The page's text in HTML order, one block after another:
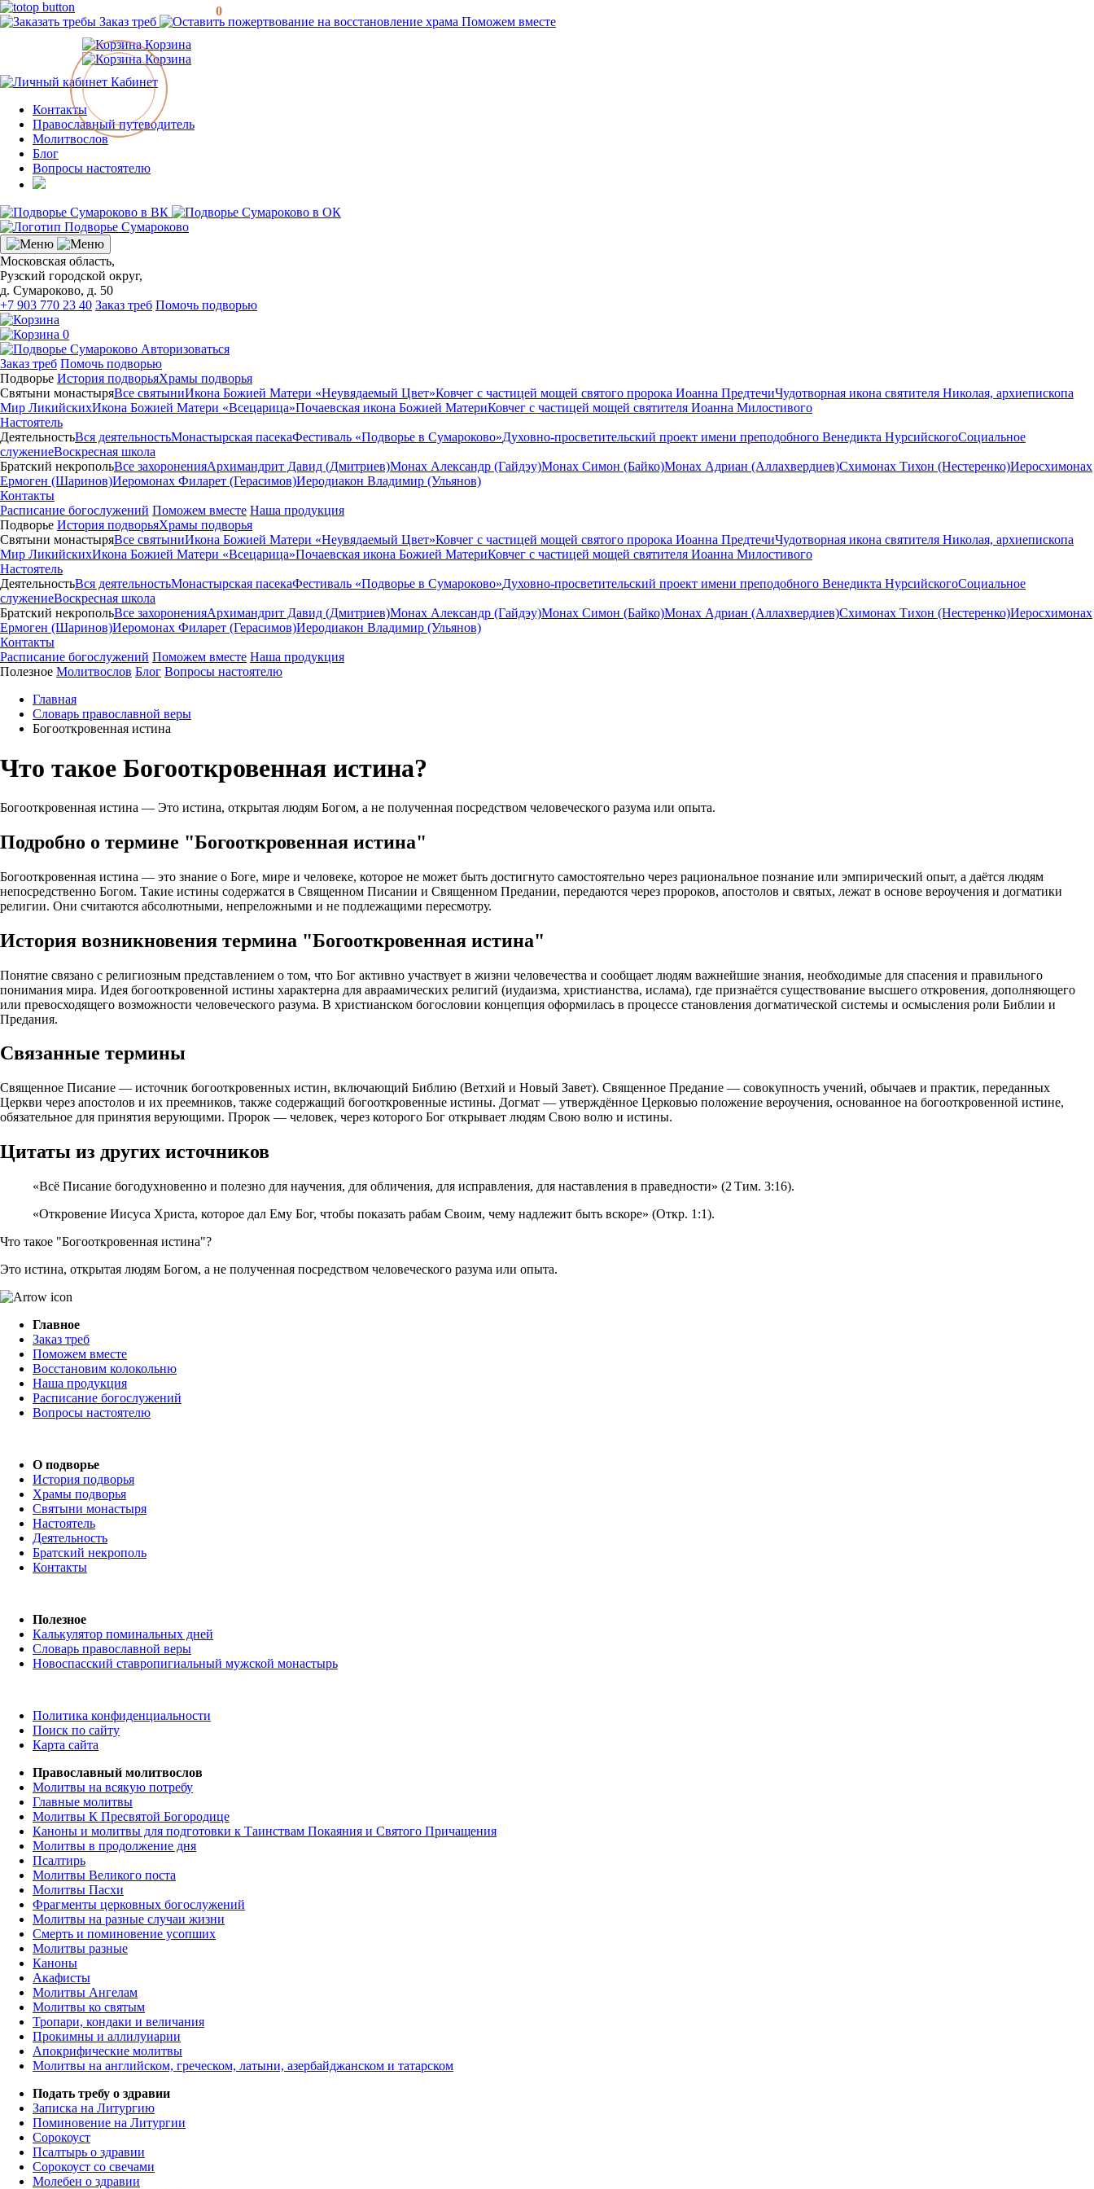
Заказ треб
Поможем вместе
Корзина
Корзина
0
Кабинет
Контакты
Православный путеводитель
Молитвослов
Блог
Вопросы настоятелю
Московская область,
Рузский городской округ,
д. Сумароково, д. 50
+7 903 770 23 40 Заказ треб Помочь подворью
0
Авторизоваться
Заказ треб Помочь подворью
Подворье История подворьяХрамы подворья
Святыни монастыряВсе святыниИкона Божией Матери «Неувядаемый Цвет»Ковчег с частицей мощей святого пророка Иоанна ПредтечиЧудотворная икона святителя Николая, архиепископа
Мир ЛикийскихИкона Божией Матери «Всецарица»Почаевская икона Божией МатериКовчег с частицей мощей святителя Иоанна Милостивого
Настоятель
ДеятельностьВся деятельностьМонастырская пасекаФестиваль «Подворье в Сумароково»Духовно-просветительский проект имени преподобного Венедикта НурсийскогоСоциальное
служениеВоскресная школа
Братский некропольВсе захороненияАрхимандрит Давид (Дмитриев)Монах Александр (Гайдэу)Монах Симон (Байко)Монах Адриан (Аллахвердиев)Схимонах Тихон (Нестеренко)Иеросхимонах
Ермоген (Шаринов)Иеромонах Филарет (Герасимов)Иеродиакон Владимир (Ульянов)
Контакты
Расписание богослужений Поможем вместе Наша продукция
Подворье История подворьяХрамы подворья
Святыни монастыряВсе святыниИкона Божией Матери «Неувядаемый Цвет»Ковчег с частицей мощей святого пророка Иоанна ПредтечиЧудотворная икона святителя Николая, архиепископа
Мир ЛикийскихИкона Божией Матери «Всецарица»Почаевская икона Божией МатериКовчег с частицей мощей святителя Иоанна Милостивого
Настоятель
ДеятельностьВся деятельностьМонастырская пасекаФестиваль «Подворье в Сумароково»Духовно-просветительский проект имени преподобного Венедикта НурсийскогоСоциальное
служениеВоскресная школа
Братский некропольВсе захороненияАрхимандрит Давид (Дмитриев)Монах Александр (Гайдэу)Монах Симон (Байко)Монах Адриан (Аллахвердиев)Схимонах Тихон (Нестеренко)Иеросхимонах
Ермоген (Шаринов)Иеромонах Филарет (Герасимов)Иеродиакон Владимир (Ульянов)
Контакты
Расписание богослужений Поможем вместе Наша продукция
Полезное Молитвослов Блог Вопросы настоятелю
Главная
Словарь православной веры
Богооткровенная истина
Что такое Богооткровенная истина?
Богооткровенная истина — Это истина, открытая людям Богом, а не полученная посредством человеческого разума или опыта.
Подробно о термине "Богооткровенная истина"
Богооткровенная истина — это знание о Боге, мире и человеке, которое не может быть достигнуто самостоятельно через рациональное познание или эмпирический опыт, а даётся людям
непосредственно Богом. Такие истины содержатся в Священном Писании и Священном Предании, передаются через пророков, апостолов и святых, лежат в основе вероучения и догматики
религии. Они считаются абсолютными, непреложными и не подлежащими пересмотру.
История возникновения термина "Богооткровенная истина"
Понятие связано с религиозным представлением о том, что Бог активно участвует в жизни человечества и сообщает людям важнейшие знания, необходимые для спасения и правильного
понимания мира. Идея богооткровенной истины характерна для авраамических религий (иудаизма, христианства, ислама), где признаётся существование высшего откровения, дополняющего
или превосходящего возможности человеческого разума. В христианском богословии концепция оформилась в процессе становления догматической системы и осмысления роли Библии и
Предания.
Связанные термины
Священное Писание — источник богооткровенных истин, включающий Библию (Ветхий и Новый Завет). Священное Предание — совокупность учений, обычаев и практик, переданных
Церкви через апостолов и их преемников, также содержащий богооткровенные истины. Догмат — утверждённое Церковью положение вероучения, основанное на богооткровенной истине,
обязательное для принятия верующими. Пророк — человек, через которого Бог открывает людям Свою волю и истины.
Цитаты из других источников
«Всё Писание богодухновенно и полезно для научения, для обличения, для исправления, для наставления в праведности» (2 Тим. 3:16).
«Откровение Иисуса Христа, которое дал Ему Бог, чтобы показать рабам Своим, чему надлежит быть вскоре» (Откр. 1:1).
Что такое "Богооткровенная истина"?
Это истина, открытая людям Богом, а не полученная посредством человеческого разума или опыта.
Главное
Заказ треб
Поможем вместе
Восстановим колокольню
Наша продукция
Расписание богослужений
Вопросы настоятелю
О подворье
История подворья
Храмы подворья
Святыни монастыря
Настоятель
Деятельность
Братский некрополь
Контакты
Полезное
Калькулятор поминальных дней
Словарь православной веры
Новоспасский ставропигиальный мужской монастырь
Политика конфиденциальности
Поиск по сайту
Карта сайта
Православный молитвослов
Молитвы на всякую потребу
Главные молитвы
Молитвы К Пресвятой Богородице
Каноны и молитвы для подготовки к Таинствам Покаяния и Святого Причащения
Молитвы в продолжение дня
Псалтирь
Молитвы Великого поста
Молитвы Пасхи
Фрагменты церковных богослужений
Молитвы на разные случаи жизни
Смерть и поминовение усопших
Молитвы разные
Каноны
Акафисты
Молитвы Ангелам
Молитвы ко святым
Тропари, кондаки и величания
Прокимны и аллилуиарии
Апокрифические молитвы
Молитвы на английском, греческом, латыни, азербайджанском и татарском
Подать требу о здравии
Записка на Литургию
Поминовение на Литургии
Сорокоуст
Псалтырь о здравии
Сорокоуст со свечами
Молебен о здравии